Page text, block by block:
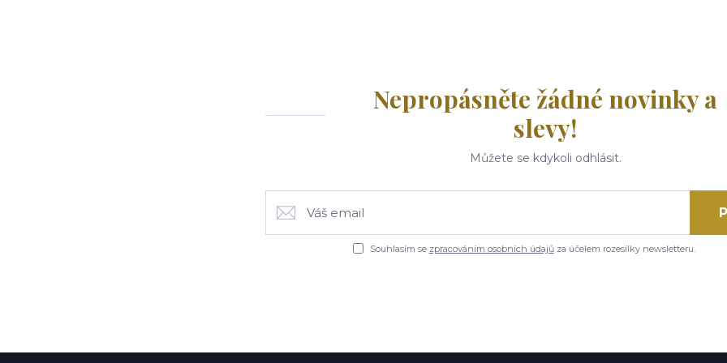
Nepropásněte žádné novinky a
slevy!
Můžete se kdykoli odhlásit.
Souhlasím se zpracováním osobních údajůza účelem rozesílky newsletteru.